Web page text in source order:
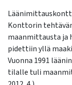
Konttorin
maanmittausta ja
pidettiin yllä
Vuonna 1991
tilalle tuli